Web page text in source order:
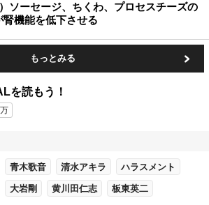
ソーセージ、ちくわ、プロセスチーズの
腎機能を低下させる
もっとみる
を読もう！
青木歌音 清水アキラ ハラスメント
大岩剛 黄川田仁志 板東英二